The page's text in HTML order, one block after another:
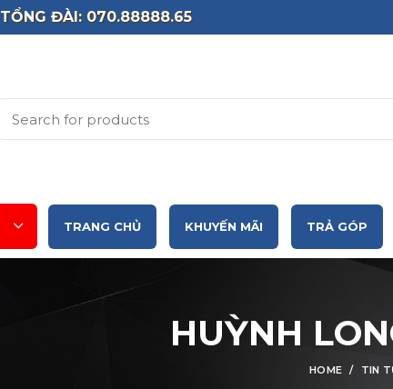
TỔNG ĐÀI: 070.88888.65
TRANG CHỦ KHUYẾN MÃI TRẢ GÓP
HUỲNH
HOME TIN